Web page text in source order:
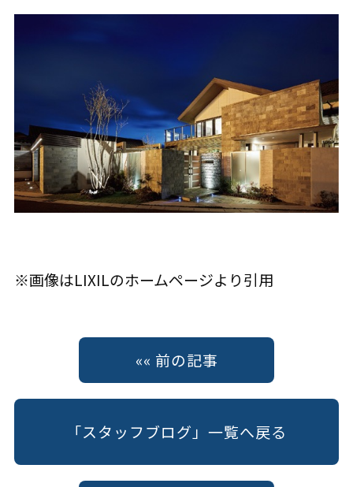
※画像はLIXILのホームページより引用
«« 前の記事
「スタッフブログ」一覧へ戻る